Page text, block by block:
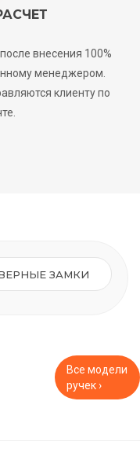
внесения 100%
менеджером.
клиенту по
ЗАМКИ
Все модели
ручек ›